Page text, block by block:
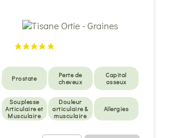
Prostate
Perte de
cheveux
Capital
osseux
Souplesse
Articulaire et
Musculaire
Douleur
articulaire &
musculaire
Allergies